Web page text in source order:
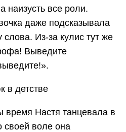
наизусть все роли.
даже подсказывала
Из-за кулис тут же
Выведите
в детстве
время Настя танцевала в
своей воле она